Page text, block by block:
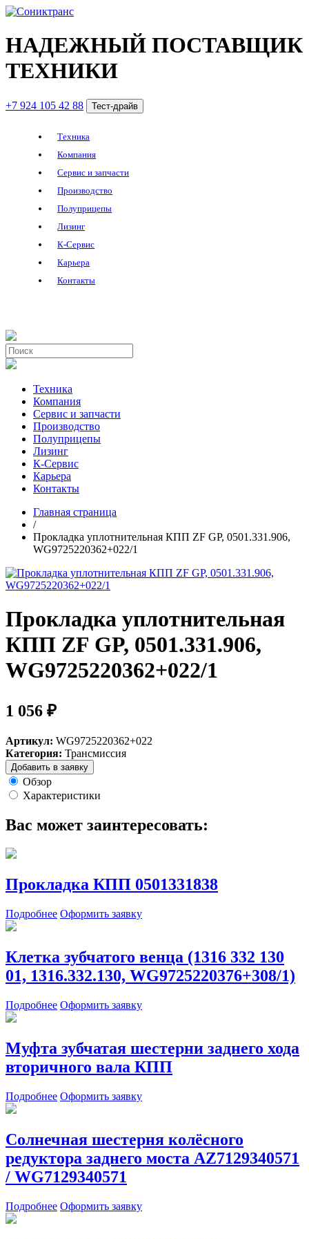
НАДЕЖНЫЙ ПОСТАВЩИК
ТЕХНИКИ
+7 924 105 42 88 Тест-драйв
Техника
Компания
Сервис и запчасти
Производство
Полуприцепы
Лизинг
К-Сервис
Карьера
Контакты
Техника
Компания
Сервис и запчасти
Производство
Полуприцепы
Лизинг
К-Сервис
Карьера
Контакты
Главная страница
/
Прокладка уплотнительная КПП ZF GP, 0501.331.906,
WG9725220362+022/1
Прокладка уплотнительная
КПП ZF GP, 0501.331.906,
WG9725220362+022/1
1 056 ₽
Артикул: WG9725220362+022
Категория: Трансмиссия
Добавить в заявку
Обзор
Характеристики
Вас может заинтересовать:
Прокладка КПП 0501331838
Подробнее Оформить заявку
Клетка зубчатого венца (1316 332 130
01, 1316.332.130, WG9725220376+308/1)
Подробнее Оформить заявку
Муфта зубчатая шестерни заднего хода
вторичного вала КПП
Подробнее Оформить заявку
Солнечная шестерня колёсного
редуктора заднего моста AZ7129340571
/ WG7129340571
Подробнее Оформить заявку